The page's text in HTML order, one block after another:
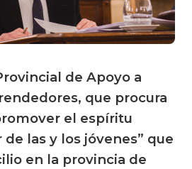
de Apoyo a
que procura
el espíritu
las y los jóvenes” que
en la provincia de